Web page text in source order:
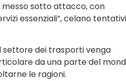
messo sotto attacco, con
essenziali”, celano
settore dei trasporti venga
da una parte del
le ragioni.